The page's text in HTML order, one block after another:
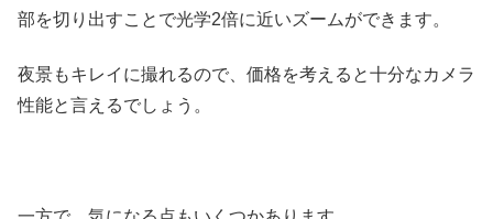
部を切り出すことで光学2倍に近いズームができます。
夜景もキレイに撮れるので、価格を考えると十分なカメラ
性能と言えるでしょう。